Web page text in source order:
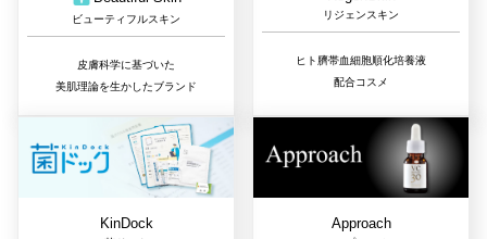
ビューティフルスキン
皮膚科学に基づいた
美肌理論を生かしたブランド
リジェンスキン
ヒト臍帯血細胞順化培養液
配合コスメ
KinDock Approach